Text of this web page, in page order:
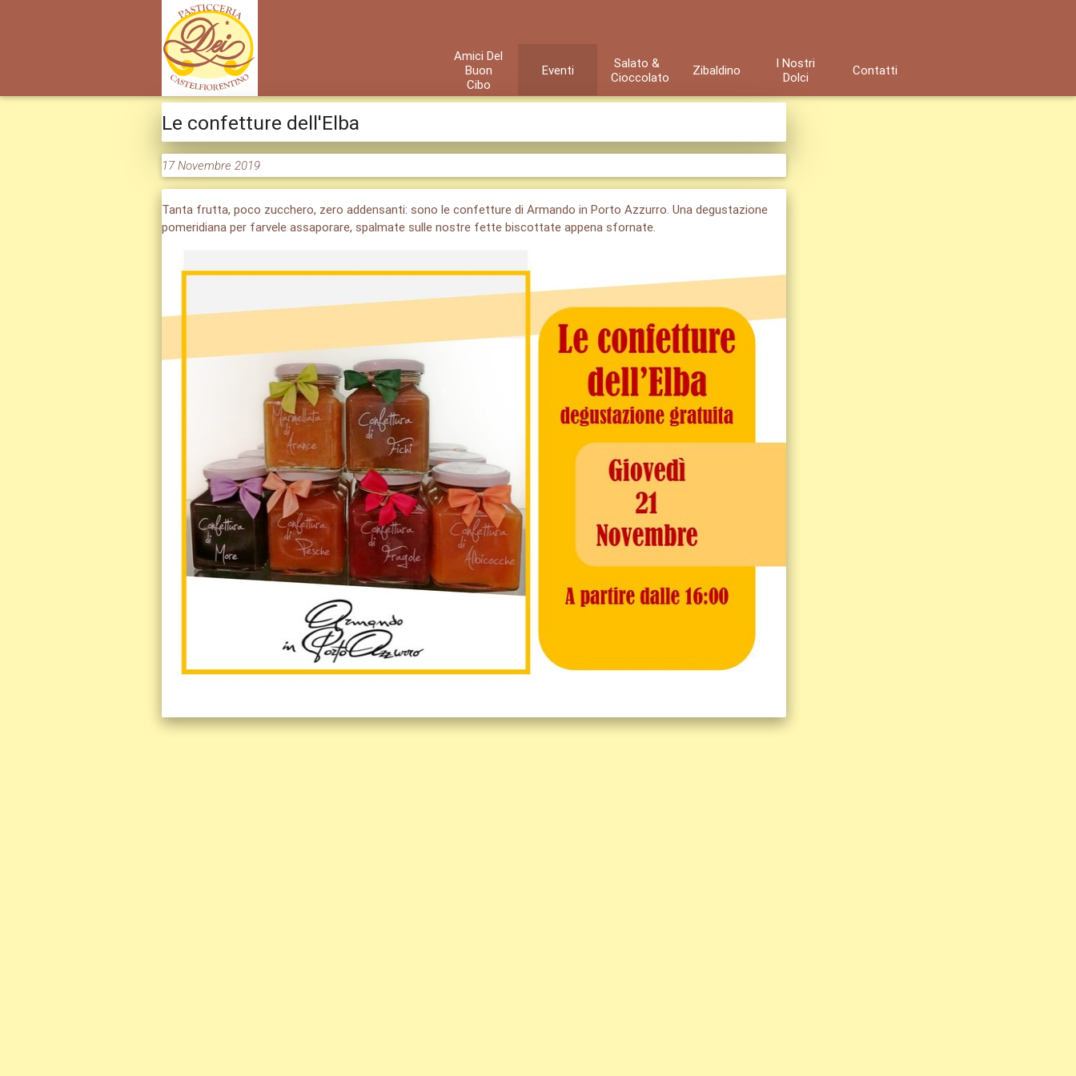
Amici Del
Buon
Cibo
Eventi
Salato &
Cioccolato
Zibaldino
I Nostri
Dolci
Contatti
Le confetture dell'Elba
17 Novembre 2019
Tanta frutta, poco zucchero, zero addensanti: sono le confetture di Armando in Porto Azzurro. Una degustazione
pomeridiana per farvele assaporare, spalmate sulle nostre fette biscottate appena sfornate.